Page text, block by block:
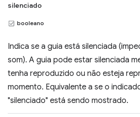
silenciado
booleano
Indica se a guia está silenciada
som). A guia pode estar silenciada
tenha reproduzido ou não esteja
momento. Equivalente a se o
"silenciado" está sendo mostrado.